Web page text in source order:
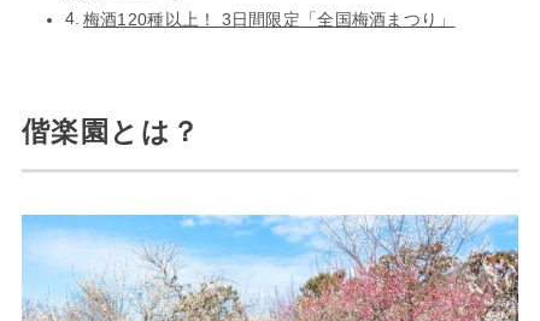
梅酒120種以上！ 3日間限定「全国梅酒まつり」
偕楽園とは？